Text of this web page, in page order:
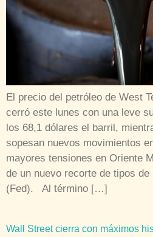
El precio del petróleo de West
cerró este lunes con una leve
los 68,1 dólares el barril,
sopesan nuevos movimientos
mayores tensiones en Oriente
de un nuevo recorte de tipos de
(Fed). Al término […]
Wall Street cierra con máximos